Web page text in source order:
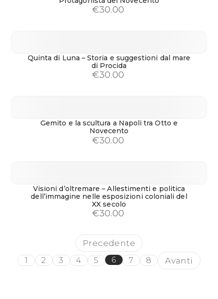
€30.00
Quinta di Luna – Storia e suggestioni dal mare
di Procida
€30.00
Gemito e la scultura a Napoli tra Otto e
Novecento
€30.00
Visioni d’oltremare – Allestimenti e politica
dell’immagine nelle esposizioni coloniali del
XX secolo
€30.00
Precedente
1 2 3 4 5 6 7 8 Avanti